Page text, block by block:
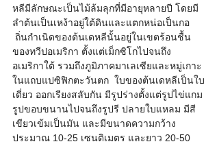
หลีมีลักษณะเป็นไม้ล้มลุกที่มีอายุหลายปี โดยมี
ลำต้นเป็นเหง้าอยู่ใต้ดินและแตกหน่อเป็นกอ
ถิ่นกำเนิดของต้นเดหลีนั้นอยู่ในเขตร้อนชื้น
ของทวีปอเมริกา ตั้งแต่เม็กซิโกไปจนถึง
อเมริกาใต้ รวมถึงภูมิภาคมาเลเซียและหมู่เกาะ
ในแถบแปซิฟิกตะวันตก  ใบของต้นเดหลีเป็นใบ
เดี่ยว ออกเรียงสลับกัน มีรูปร่างตั้งแต่รูปไข่แกม
รูปขอบขนานไปจนถึงรูปรี ปลายใบแหลม มีสี
เขียวเข้มเป็นมัน และมีขนาดความกว้าง
ประมาณ 10-25 เซนติเมตร และยาว 20-50